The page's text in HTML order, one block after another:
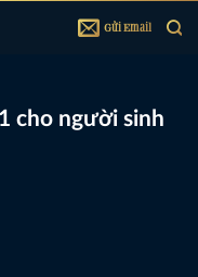
Gửi Email
cho người sinh